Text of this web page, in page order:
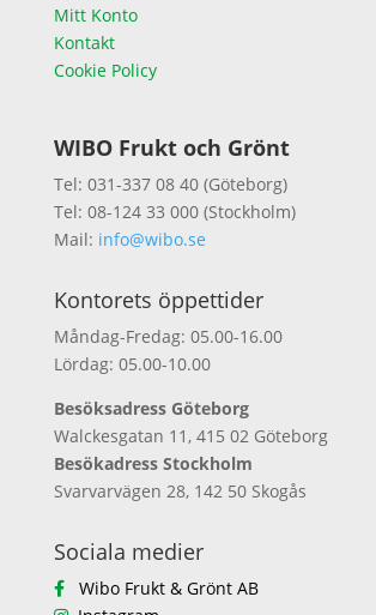
Mitt Konto
Kontakt
Cookie Policy
WIBO Frukt och Grönt
Tel: 031-337 08 40 (Göteborg)
Tel: 08-124 33 000 (Stockholm)
Mail: info@wibo.se
Kontorets öppettider
Måndag-Fredag: 05.00-16.00
Lördag: 05.00-10.00
Besöksadress Göteborg
Walckesgatan 11, 415 02 Göteborg
Besökadress Stockholm
Svarvarvägen 28, 142 50 Skogås
Sociala medier
Wibo Frukt & Grönt AB